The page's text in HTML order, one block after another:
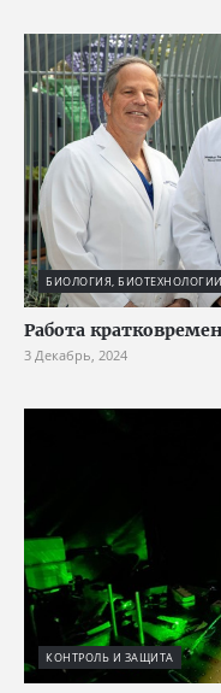
БИОЛОГИЯ, БИОТЕХНОЛОГИИ
Работа
3 Декабрь, 2024
КОНТРОЛЬ И ЗАЩИТА